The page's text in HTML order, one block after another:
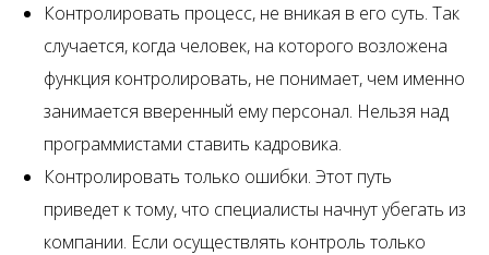
Контролировать процесс, не вникая в его суть. Так
случается, когда человек, на которого возложена
функция контролировать, не понимает, чем именно
занимается вверенный ему персонал. Нельзя над
программистами ставить кадровика.
Контролировать только ошибки. Этот путь
приведет к тому, что специалисты начнут убегать из
компании. Если осуществлять контроль только